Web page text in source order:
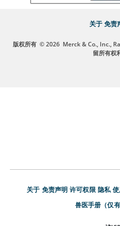
关于 免责
版权所有 © 2026 Merck & Co., Inc.,
留所有权
关于 免责声明 许可权限 隐私
兽医手册（仅有